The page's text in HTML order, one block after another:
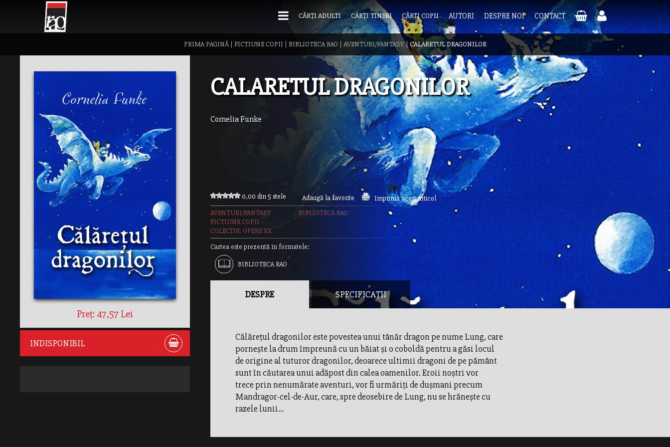
CĂRȚI ADULTI CĂRȚI TINERI CĂRȚI COPII AUTORI DESPRE NOI CONTACT
PRIMA PAGINĂ| FICTIUNE COPII BIBLIOTECA RAO AVENTURI/FANTASY|CALARETUL DRAGONILOR
Preț: 47,57 Lei
INDISPONIBIL
CALARETUL DRAGONILOR
Cornelia Funke
0,00 din 5 stele Adaugă la favorite
Imprimă acest articol
AVENTURI/FANTASY
BIBLIOTECA RAO
FICTIUNE COPII
COLECȚIE: OPERE XX
Cartea este prezentă în formatele:
BIBLIOTECA RAO
DESPRE SPECIFICAȚII
Călăreţul dragonilor este povestea unui tânăr dragon pe nume Lung, care
porneşte la drum împreună cu un băiat şi o coboldă pentru a găsi locul
de origine al tuturor dragonilor, deoarece ultimii dragoni de pe pământ
sunt în căutarea unui adăpost din calea oamenilor. Eroii noştri vor
trece prin nenumărate aventuri, vor fi urmăriţi de duşmani precum
Mandragor-cel-de-Aur, care, spre deosebire de Lung, nu se hrăneşte cu
razele lunii...